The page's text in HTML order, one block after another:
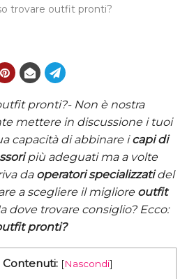
trovare outfit pronti?
pronti?- Non è nostra
mettere in discussione i tuoi
capacità di abbinare icapi di
più adeguati ma a volte
da operatori specializzatidel
a scegliere il migliore outfit
dove trovare consiglio? Ecco:
pronti?
Contenuti: [Nascondi]